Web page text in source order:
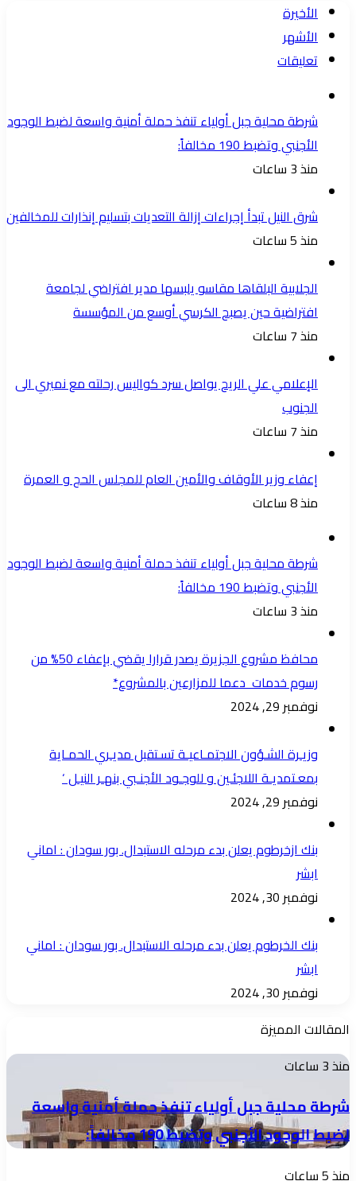
الأخيرة
الأشهر
تعليقات
شرطة محلية جبل أولياء تنفذ حملة أمنية واسعة لضبط الوجود
الأجنبي وتضبط 190 مخالفاً:
منذ 3 ساعات
شرق النيل تبدأ إجراءات إزالة التعديات بتسليم إنذارات للمخالفين
منذ 5 ساعات
الجلابية البلقاها مقاسو يلبسها ​مدير افتراضي لجامعة
افتراضية حين يصبح الكرسي أوسع من المؤسسة
منذ 7 ساعات
الإعلامي علي الريح يواصل سرد كواليس رحلته مع نميري الى
الجنوب
منذ 7 ساعات
إعفاء وزير الأوقاف والأمين العام للمجلس الحج و العمرة
منذ 8 ساعات
شرطة محلية جبل أولياء تنفذ حملة أمنية واسعة لضبط الوجود
الأجنبي وتضبط 190 مخالفاً:
منذ 3 ساعات
محافظ مشروع الجزيرة يصدر قرارا يقضي بإعفاء 50% من
رسوم خدمات دعما للمزارعين بالمشروع*
نوفمبر 29, 2024
وزيـرة الشـؤون الاجتمـاعيـة تسـتقبل مديـري الحمـاية
بمعـتمديـة اللاجئـين و للوجـود الأجنـبي بنهـر النيـل ‘
نوفمبر 29, 2024
بنك ازخرطوم يعلن بدء مرحله الاستبدال. بور سودان : اماني
ابشر
نوفمبر 30, 2024
بنك الخرطوم يعلن بدء مرحله الاستبدال. بور سودان : اماني
ابشر
نوفمبر 30, 2024
المقالات المميزة
شرطة
جبل
أولياء
منذ 3 ساعات
شرطة محلية جبل أولياء تنفذ حملة أمنية واسعة
لضبط الوجود الأجنبي وتضبط 190 مخالفاً:
شرق
منذ 5 ساعات